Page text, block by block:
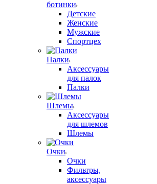
ботинки
Детские
Женские
Мужские
Спортцех
Палки
Аксессуары
для палок
Палки
Шлемы
Аксессуары
для шлемов
Шлемы
Очки
Очки
Фильтры,
аксессуары